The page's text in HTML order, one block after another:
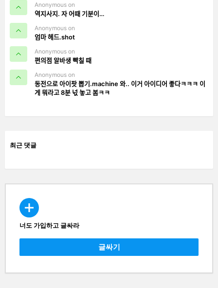
Anonymous on
역지사지. 자 어때 기분이…
Anonymous on
엄마 헤드.shot
Anonymous on
편의점 알바생 빡칠 때
Anonymous on
동전으로 아이팟 뽑기.machine 와.. 이거 아이디어 좋다ㅋㅋㅋ 이
게 뭐라고 8분 넋 놓고 봄ㅋㅋ
최근 댓글
CREATE
너도 가입하고 글싸라
글싸기